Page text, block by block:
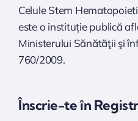
Celule Stem
este o instituție publică
Ministerului Sănătăţii şi
760/2009.
Înscrie-te în